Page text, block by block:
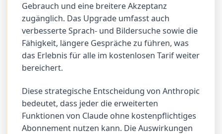
Gebrauch und eine breitere Akzeptanz
zugänglich. Das Upgrade umfasst auch
verbesserte Sprach- und Bildersuche sowie die
Fähigkeit, längere Gespräche zu führen, was
das Erlebnis für alle im kostenlosen Tarif weiter
bereichert.
Diese strategische Entscheidung von Anthropic
bedeutet, dass jeder die erweiterten
Funktionen von Claude ohne kostenpflichtiges
Abonnement nutzen kann. Die Auswirkungen